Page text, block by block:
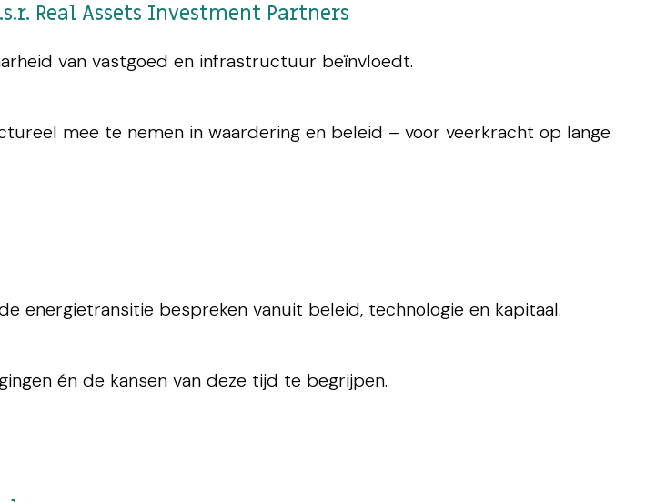
Real Assets Investment Partners
van vastgoed en infrastructuur beïnvloedt.
mee te nemen in waardering en beleid – voor veerkracht op lange
energietransitie bespreken vanuit beleid, technologie en kapitaal.
én de kansen van deze tijd te begrijpen.